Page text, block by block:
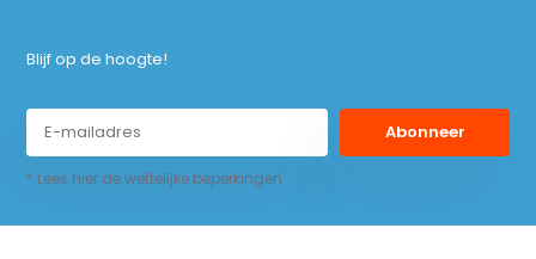
Blijf op de hoogte!
Abonneer
* Lees hier de wettelijke beperkingen